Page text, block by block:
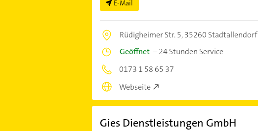
E-Mail
Rüdigheimer Str. 5,35260 Stadtallendorf
Geöffnet–24 Stunden Service
0173 1 58 65 37
Webseite
Gies Dienstleistungen GmbH